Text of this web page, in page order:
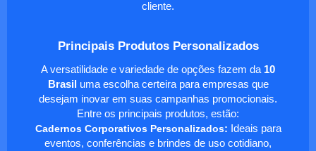
cliente.
Principais Produtos Personalizados
A versatilidade e variedade de opções fazem da 10
Brasil uma escolha certeira para empresas que
desejam inovar em suas campanhas promocionais.
Entre os principais produtos, estão:
Cadernos Corporativos Personalizados: Ideais para
eventos, conferências e brindes de uso cotidiano,